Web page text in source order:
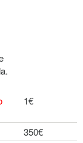
1€
350€